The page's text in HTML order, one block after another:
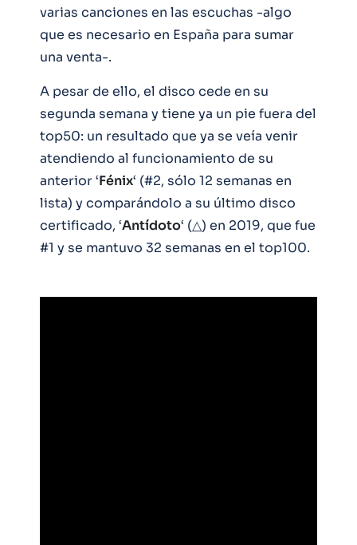
varias canciones en las escuchas -algo
que es necesario en España para sumar
una venta-.
A pesar de ello, el disco cede en su
segunda semana y tiene ya un pie fuera del
top50: un resultado que ya se veía venir
atendiendo al funcionamiento de su
anterior ‘Fénix‘ (#2, sólo 12 semanas en
lista) y comparándolo a su último disco
certificado, ‘Antídoto‘ (△) en 2019, que fue
#1 y se mantuvo 32 semanas en el top100.